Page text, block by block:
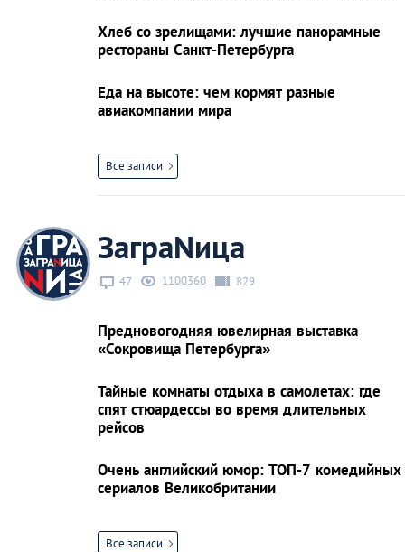
Хлеб со зрелищами: лучшие панорамные
рестораны Санкт-Петербурга
Еда на высоте: чем кормят разные
авиакомпании мира
Все записи
ЗаграNица
47 1100360 829
Предновогодняя ювелирная выставка
«Сокровища Петербурга»
Тайные комнаты отдыха в самолетах: где
спят стюардессы во время длительных
рейсов
Очень английский юмор: ТОП-7 комедийных
сериалов Великобритании
Все записи